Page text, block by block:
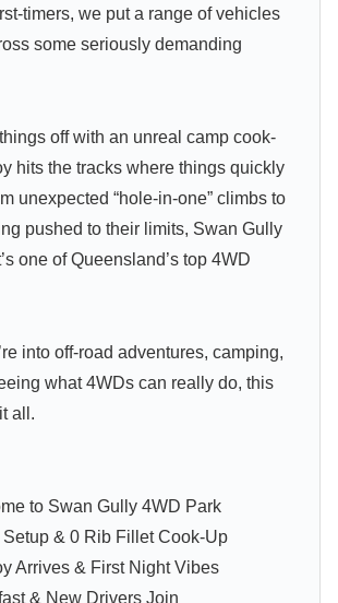
timers, we put a range of vehicles
some seriously demanding
off with an unreal camp cook-
hits the tracks where things quickly
unexpected “hole-in-one” climbs to
pushed to their limits, Swan Gully
one of Queensland’s top 4WD
into off-road adventures, camping,
what 4WDs can really do, this
all.
to Swan Gully 4WD Park
& 0 Rib Fillet Cook-Up
Arrives & First Night Vibes
& New Drivers Join